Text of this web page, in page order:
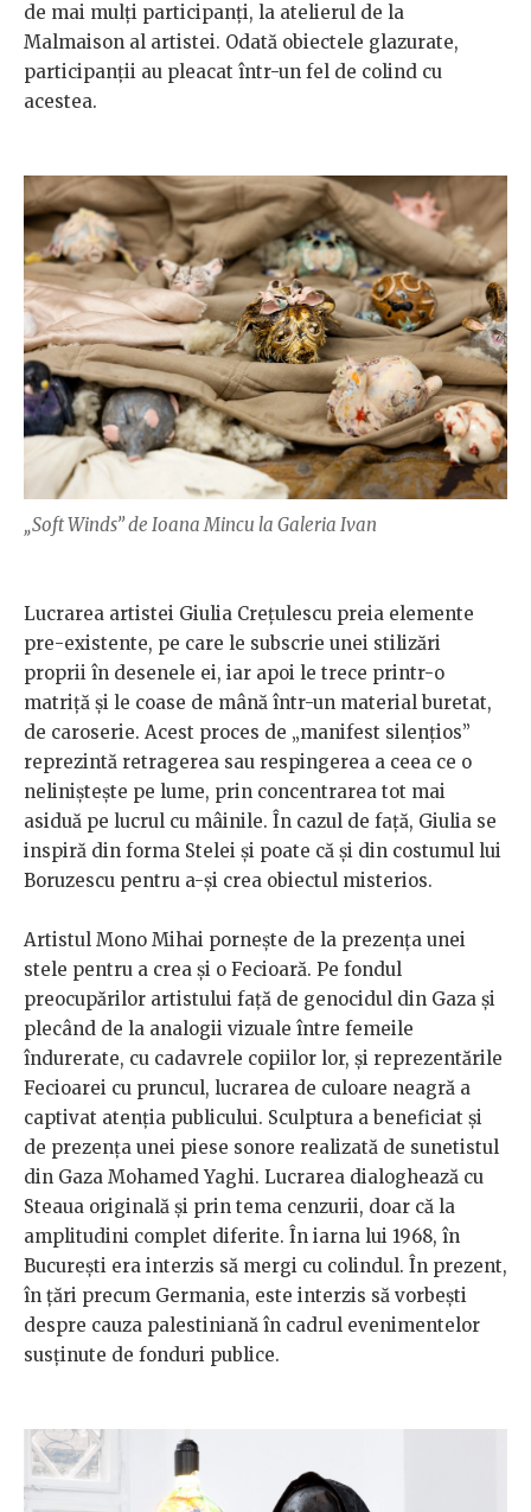
de mai mulți participanți, la atelierul de la
Malmaison al artistei. Odată obiectele glazurate,
participanții au pleacat într-un fel de colind cu
acestea.
„Soft Winds” de Ioana Mincu la Galeria Ivan
Lucrarea artistei Giulia Crețulescu preia elemente
pre-existente, pe care le subscrie unei stilizări
proprii în desenele ei, iar apoi le trece printr-o
matriță și le coase de mână într-un material buretat,
de caroserie. Acest proces de „manifest silențios”
reprezintă retragerea sau respingerea a ceea ce o
neliniștește pe lume, prin concentrarea tot mai
asiduă pe lucrul cu mâinile. În cazul de față, Giulia se
inspiră din forma Stelei și poate că și din costumul lui
Boruzescu pentru a-și crea obiectul misterios.
Artistul Mono Mihai pornește de la prezența unei
stele pentru a crea și o Fecioară. Pe fondul
preocupărilor artistului față de genocidul din Gaza și
plecând de la analogii vizuale între femeile
îndurerate, cu cadavrele copiilor lor, și reprezentările
Fecioarei cu pruncul, lucrarea de culoare neagră a
captivat atenția publicului. Sculptura a beneficiat și
de prezența unei piese sonore realizată de sunetistul
din Gaza Mohamed Yaghi. Lucrarea dialoghează cu
Steaua originală și prin tema cenzurii, doar că la
amplitudini complet diferite. În iarna lui 1968, în
București era interzis să mergi cu colindul. În prezent,
în țări precum Germania, este interzis să vorbești
despre cauza palestiniană în cadrul evenimentelor
susținute de fonduri publice.​